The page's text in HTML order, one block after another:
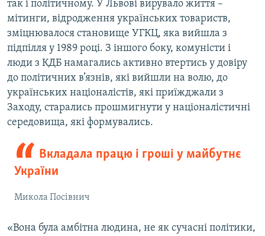
так і політичному. У Львові вирувало життя –
мітинги, відродження українських товариств,
зміцнювалося становище УГКЦ, яка вийшла з
підпілля у 1989 році. З іншого боку, комуністи і
люди з КДБ намагались активно втертись у довіру
до політичних в’язнів, які вийшли на волю, до
українських націоналістів, які приїжджали з
Заходу, старались прошмигнути у націоналістичні
середовища, які формувались.
Вкладала працю і гроші у майбутнє
України
Микола Посівнич
«Вона була амбітна людина, не як сучасні політики,